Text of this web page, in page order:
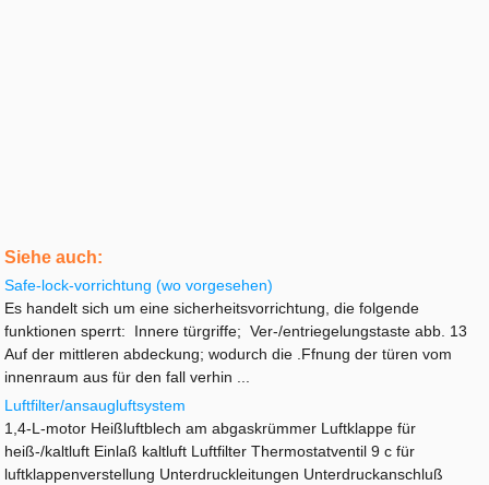
Siehe auch:
Safe-lock-vorrichtung (wo vorgesehen)
Es handelt sich um eine sicherheitsvorrichtung, die folgende
funktionen sperrt: Innere türgriffe; Ver-/entriegelungstaste abb. 13
Auf der mittleren abdeckung; wodurch die .Ffnung der türen vom
innenraum aus für den fall verhin ...
Luftfilter/ansaugluftsystem
1,4-L-motor Heißluftblech am abgaskrümmer Luftklappe für
heiß-/kaltluft Einlaß kaltluft Luftfilter Thermostatventil 9 c für
luftklappenverstellung Unterdruckleitungen Unterdruckanschluß